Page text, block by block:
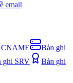
email
CNAME
Bản ghi
ghi SRV
Bản ghi